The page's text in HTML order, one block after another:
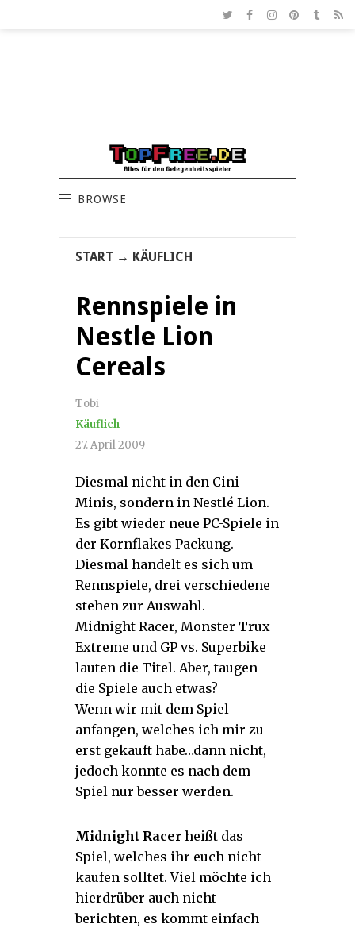
BROWSE
START → KÄUFLICH
Rennspiele in
Nestle Lion
Cereals
Tobi
Käuflich
27. April 2009
Diesmal nicht in den Cini
Minis, sondern in Nestlé Lion.
Es gibt wieder neue PC-Spiele in
der Kornflakes Packung.
Diesmal handelt es sich um
Rennspiele, drei verschiedene
stehen zur Auswahl.
Midnight Racer, Monster Trux
Extreme und GP vs. Superbike
lauten die Titel. Aber, taugen
die Spiele auch etwas?
Wenn wir mit dem Spiel
anfangen, welches ich mir zu
erst gekauft habe…dann nicht,
jedoch konnte es nach dem
Spiel nur besser werden.
Midnight Racer heißt das
Spiel, welches ihr euch nicht
kaufen solltet. Viel möchte ich
hierdrüber auch nicht
berichten, es kommt einfach